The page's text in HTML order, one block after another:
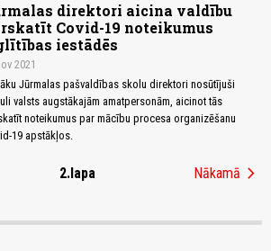
direktori aicina valdību
Covid-19 noteikumus
iestādēs
2021
Jūrmalas pašvaldības skolu direktori nosūtījuši
valsts augstākajām amatpersonām, aicinot tās
noteikumus par mācību procesa organizēšanu
19 apstākļos.
2.lapa Nākamā chevron_right